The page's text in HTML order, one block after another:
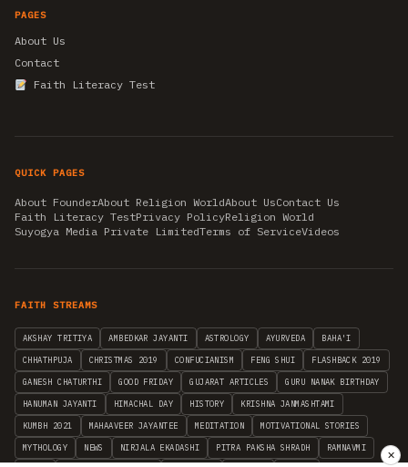
PAGES
About Us
Contact
Faith Literacy Test
QUICK PAGES
About FounderAbout Religion WorldAbout UsContact Us
Faith Literacy TestPrivacy PolicyReligion World
Suyogya Media Private LimitedTerms of ServiceVideos
FAITH STREAMS
AKSHAY TRITIYA AMBEDKAR JAYANTI ASTROLOGY AYURVEDA BAHA'I
CHHATHPUJA CHRISTMAS 2019 CONFUCIANISM FENG SHUI FLASHBACK 2019
GANESH CHATURTHI GOOD FRIDAY GUJARAT ARTICLES GURU NANAK BIRTHDAY
HANUMAN JAYANTI HIMACHAL DAY HISTORY KRISHNA JANMASHTAMI
KUMBH 2021 MAHAAVEER JAYANTEE MEDITATION MOTIVATIONAL STORIES
MYTHOLOGY NEWS NIRJALA EKADASHI PITRA PAKSHA SHRADH RAMNAVMI
✕